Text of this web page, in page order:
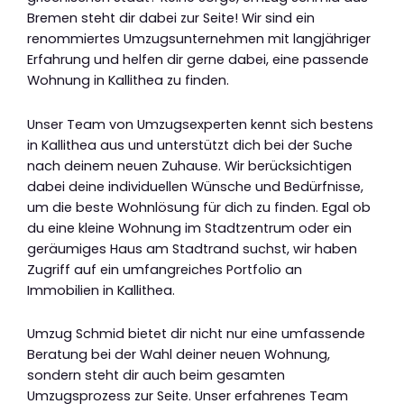
Bremen steht dir dabei zur Seite! Wir sind ein
renommiertes Umzugsunternehmen mit langjähriger
Erfahrung und helfen dir gerne dabei, eine passende
Wohnung in Kallithea zu finden.
Unser Team von Umzugsexperten kennt sich bestens
in Kallithea aus und unterstützt dich bei der Suche
nach deinem neuen Zuhause. Wir berücksichtigen
dabei deine individuellen Wünsche und Bedürfnisse,
um die beste Wohnlösung für dich zu finden. Egal ob
du eine kleine Wohnung im Stadtzentrum oder ein
geräumiges Haus am Stadtrand suchst, wir haben
Zugriff auf ein umfangreiches Portfolio an
Immobilien in Kallithea.
Umzug Schmid bietet dir nicht nur eine umfassende
Beratung bei der Wahl deiner neuen Wohnung,
sondern steht dir auch beim gesamten
Umzugsprozess zur Seite. Unser erfahrenes Team